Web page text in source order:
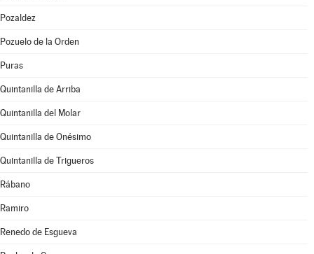
Pozaldez
Pozuelo de la Orden
Puras
Quintanilla de Arriba
Quintanilla del Molar
Quintanilla de Onésimo
Quintanilla de Trigueros
Rábano
Ramiro
Renedo de Esgueva